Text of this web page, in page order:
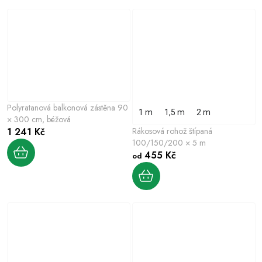
Polyratanová balkonová zástěna 90
× 300 cm, béžová
1 241 Kč
Rákosová rohož štípaná
100/150/200 × 5 m
1 m 1,5 m 2 m
od455 Kč